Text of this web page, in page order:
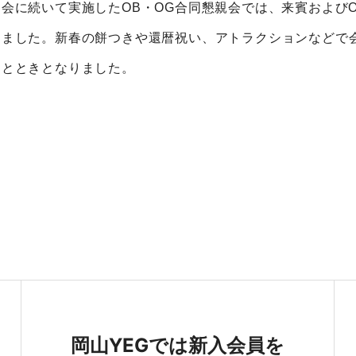
に続いて実施したOB・OG合同懇親会では、来賓およ
した。新春の餅つきや還暦祝い、アトラクションなど
ときとなりました。
岡山YEGでは新入会員を